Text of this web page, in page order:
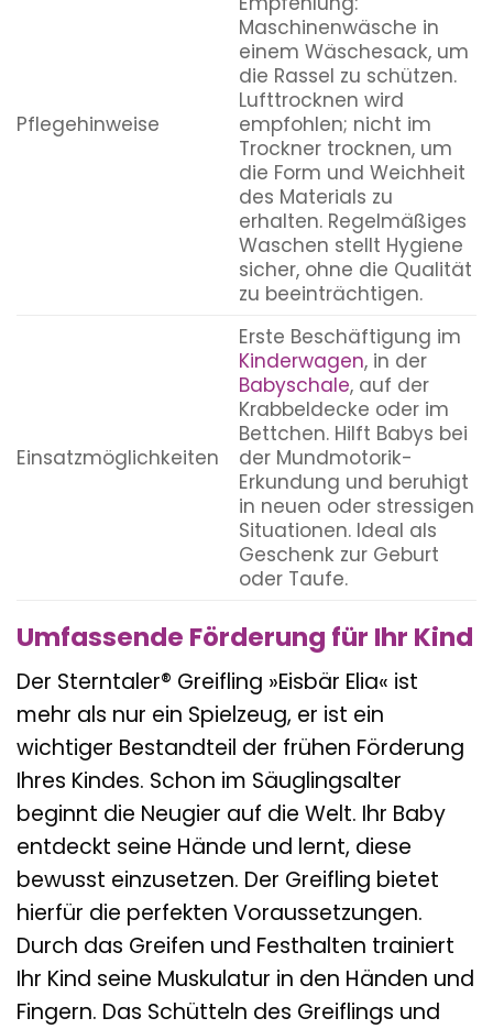
Pflegehinweise
Maschinenwäsche in
einem Wäschesack, um
die Rassel zu schützen.
Lufttrocknen wird
empfohlen; nicht im
Trockner trocknen, um
die Form und Weichheit
des Materials zu
erhalten. Regelmäßiges
Waschen stellt Hygiene
sicher, ohne die Qualität
zu beeinträchtigen.
Einsatzmöglichkeiten
Erste Beschäftigung im
Kinderwagen, in der
Babyschale, auf der
Krabbeldecke oder im
Bettchen. Hilft Babys bei
der Mundmotorik-
Erkundung und beruhigt
in neuen oder stressigen
Situationen. Ideal als
Geschenk zur Geburt
oder Taufe.
Umfassende Förderung für Ihr Kind
Der Sterntaler® Greifling »Eisbär Elia« ist
mehr als nur ein Spielzeug, er ist ein
wichtiger Bestandteil der frühen Förderung
Ihres Kindes. Schon im Säuglingsalter
beginnt die Neugier auf die Welt. Ihr Baby
entdeckt seine Hände und lernt, diese
bewusst einzusetzen. Der Greifling bietet
hierfür die perfekten Voraussetzungen.
Durch das Greifen und Festhalten trainiert
Ihr Kind seine Muskulatur in den Händen und
Fingern. Das Schütteln des Greiflings und